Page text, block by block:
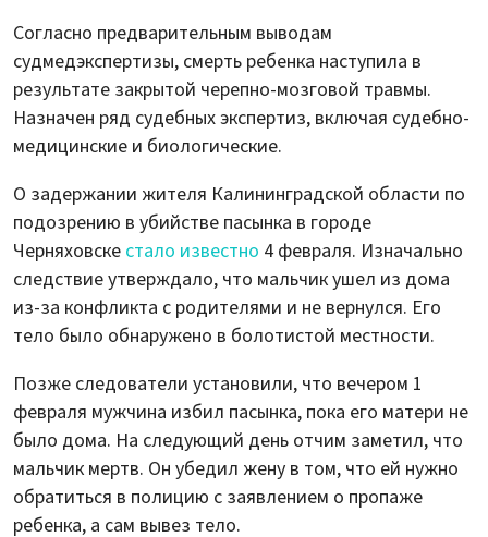
Согласно предварительным выводам
судмедэкспертизы, смерть ребенка наступила в
результате закрытой черепно-мозговой травмы.
Назначен ряд судебных экспертиз, включая судебно-
медицинские и биологические.
О задержании жителя Калининградской области по
подозрению в убийстве пасынка в городе
Черняховске стало известно 4 февраля. Изначально
следствие утверждало, что мальчик ушел из дома
из-за конфликта с родителями и не вернулся. Его
тело было обнаружено в болотистой местности.
Позже следователи установили, что вечером 1
февраля мужчина избил пасынка, пока его матери не
было дома. На следующий день отчим заметил, что
мальчик мертв. Он убедил жену в том, что ей нужно
обратиться в полицию с заявлением о пропаже
ребенка, а сам вывез тело.